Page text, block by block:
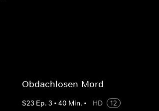
Obdachlosen-Mord
S23 Ep. 3 • 40 Min. • HD
12